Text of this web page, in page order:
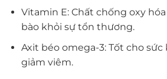
Vitamin E: Chất chống oxy
bào khỏi sự tổn thương.
Axit béo omega-3: Tốt cho
giảm viêm.